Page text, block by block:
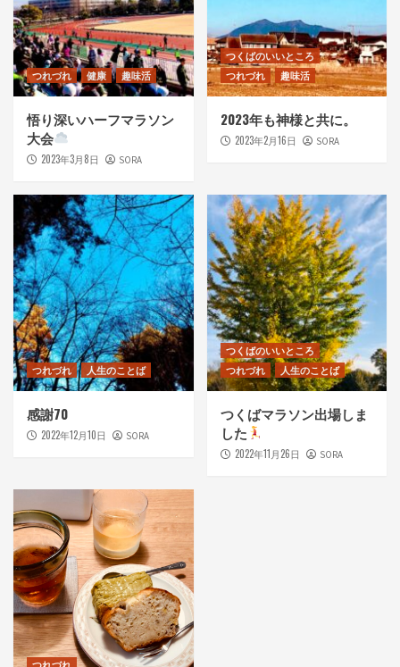
つれづれ 健康 趣味活
悟り深いハーフマラソン
大会
2023年3月8日 SORA
つくばのいいところ
つれづれ
趣味活
2023年も神様と共に。
2023年2月16日 SORA
つれづれ 人生のことば
感謝70
2022年12月10日 SORA
つくばのいいところ
つれづれ
人生のことば
つくばマラソン出場しま
した
2022年11月26日 SORA